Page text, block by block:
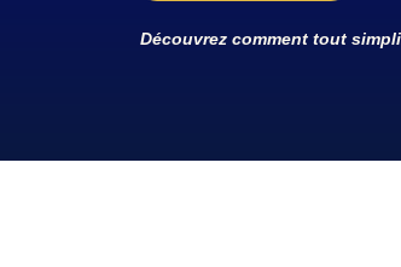
Découvrez comment tout